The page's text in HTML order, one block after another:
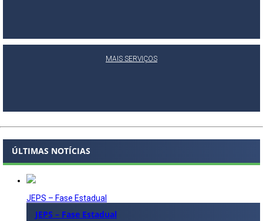
MAIS SERVIÇOS
ÚLTIMAS NOTÍCIAS
JEPS – Fase Estadual
JEPS – Fase Estadual